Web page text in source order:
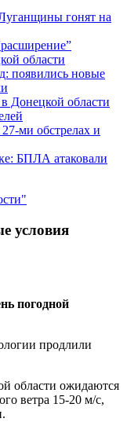
гонят на
области
появились новые
Донецкой области
ми обстрелах и
БПЛА атаковали
условия
погодной
продлили
области ожидаются
ветра 15-20 м/с,